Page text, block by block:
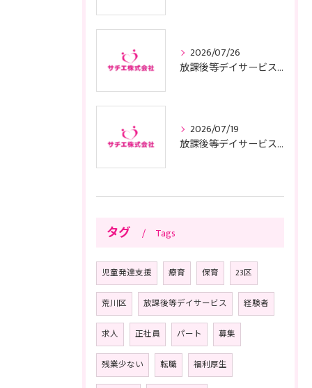
2026/07/26
放課後等デイサービスの子供サポートで安心と成長を叶える利用ガイド
2026/07/19
放課後等デイサービスの面接に臨む前に知っておきたい東京都の質問例や服装準備のコツ
タグ Tags
児童発達支援 療育 保育 23区
荒川区 放課後等デイサービス 経験者
求人 正社員 パート 募集
残業少ない 転職 福利厚生